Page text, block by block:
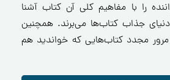
خواننده را با مفاهیم کلی آن کتاب آشنا
جذاب کتاب‌ها می‌برند. همچنین
مرور مجدد کتاب‌هایی که خواندید هم